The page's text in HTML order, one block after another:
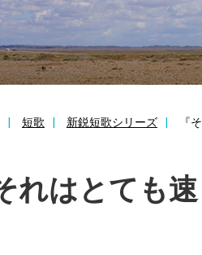
短歌 新鋭短歌シリーズ 『
れはとても